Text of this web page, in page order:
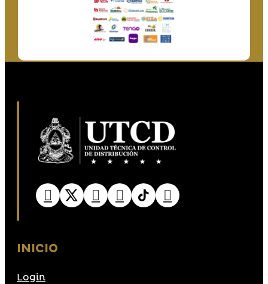
INICIO
Login